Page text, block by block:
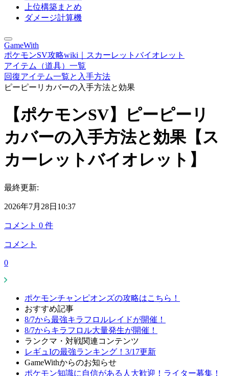
上位構築まとめ
ダメージ計算機
GameWith
ポケモンSV攻略wiki｜スカーレットバイオレット
アイテム（道具）一覧
回復アイテム一覧と入手方法
ピーピーリカバーの入手方法と効果
【ポケモンSV】ピーピーリ
カバーの入手方法と効果【ス
カーレットバイオレット】
最終更新:
2026年7月28日10:37
コメント 0 件
コメント
0
ポケモンチャンピオンズの攻略はこちら！
おすすめ記事
8/7から最強キラフロルレイドが開催！
8/7からキラフロル大量発生が開催！
ランクマ・対戦関連コンテンツ
レギュIの最強ランキング！3/17更新
GameWithからのお知らせ
ポケモン知識に自信がある人大歓迎！ライター募集！